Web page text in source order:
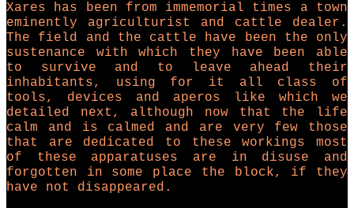
Xares has been from immemorial times a town
eminently agriculturist and cattle dealer.
The field and the cattle have been the only
sustenance with which they have been able
to survive and to leave ahead their
inhabitants, using for it all class of
tools, devices and aperos like which we
detailed next, although now that the life
calm and is calmed and are very few those
that are dedicated to these workings most
of these apparatuses are in disuse and
forgotten in some place the block, if they
have not disappeared.